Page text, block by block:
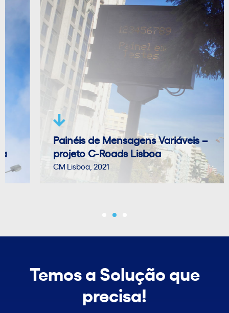
Painéis de Mensagens Variáveis –
projeto C-Roads Lisboa
CM Lisboa, 2021
Temos a Solução que
precisa!